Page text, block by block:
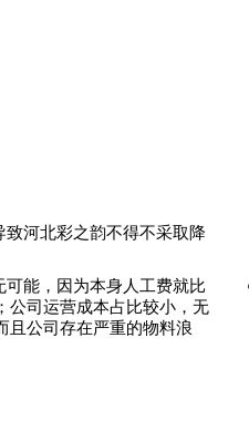
河北彩之韵不得不采取降
能，因为本身人工费就比
公司运营成本占比较小，无
且公司存在严重的物料浪